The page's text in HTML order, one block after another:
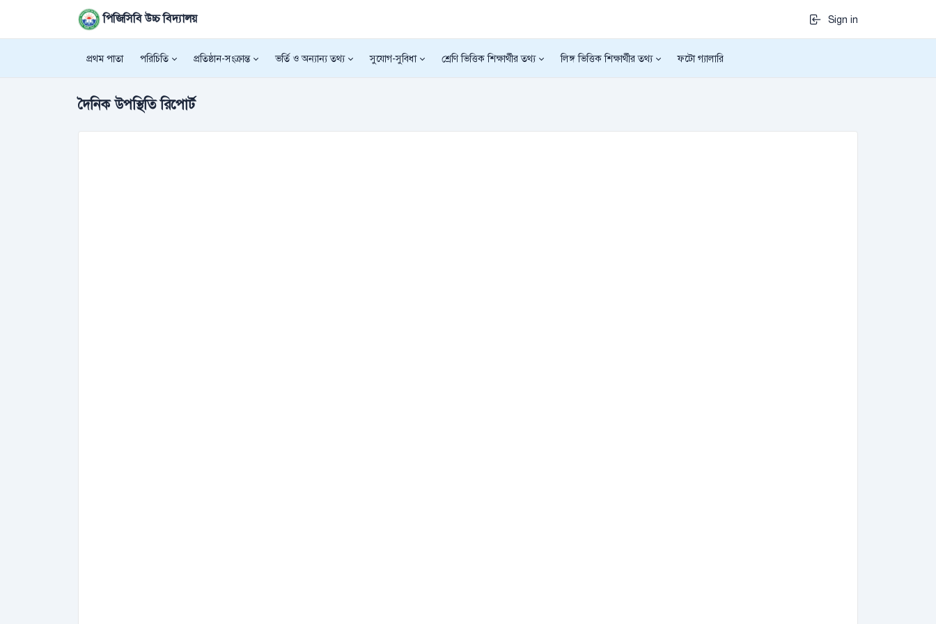
পিজিসিবি উচ্চ বিদ্যালয় Sign in
প্রথম পাতা পরিচিতি প্রতিষ্ঠান-সংক্রান্ত ভর্তি ও অন্যান্য তথ্য সুযোগ-সুবিধা শ্রেণি ভিত্তিক শিক্ষার্থীর তথ্য লিঙ্গ ভিত্তিক শিক্ষার্থীর তথ্য ফটো গ্যালারি
দৈনিক উপস্থিতি রিপোর্ট